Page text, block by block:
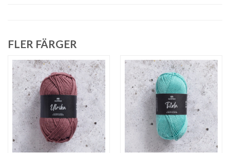
FLER FÄRGER